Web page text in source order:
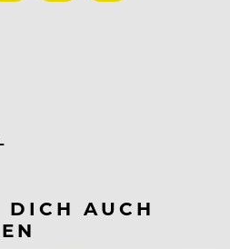
DICH AUCH